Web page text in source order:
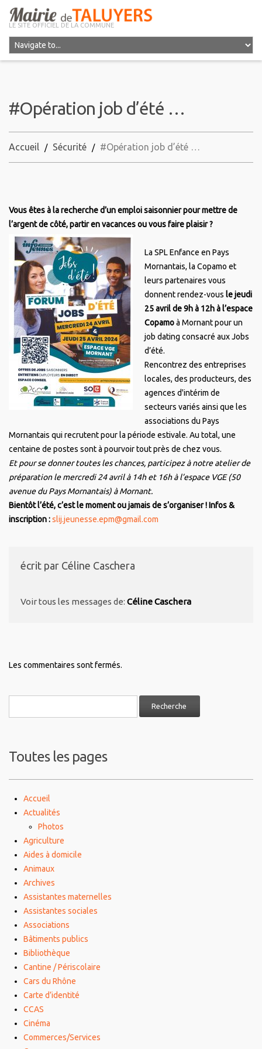
LE SITE OFFICIEL DE LA COMMUNE
#Opération job d’été …
Accueil Sécurité #Opération job d’été …
Vous êtes à la recherche d’un emploi saisonnier pour mettre de
l’argent de côté, partir en vacances ou vous faire plaisir ?
La SPL Enfance en Pays
Mornantais, la Copamo et
leurs partenaires vous
donnent rendez-vous le jeudi
25 avril de 9h à 12h à l’espace
Copamoà Mornant pour un
job dating consacré aux Jobs
d’été.
Rencontrez des entreprises
locales, des producteurs, des
agences d'intérim de
secteurs variés ainsi que les
associations du Pays
Mornantais qui recrutent pour la période estivale. Au total, une
centaine de postes sont à pourvoir tout près de chez vous.
Et pour se donner toutes les chances, participez à notre atelier de
préparation le mercredi 24 avril à 14h et 16h à l’espace VGE (50
avenue du Pays Mornantais) à Mornant.
Bientôt l’été, c’est le moment ou jamais de s’organiser ! Infos &
inscription :slij.jeunesse.epm@gmail.com
écrit par Céline Caschera
Voir tous les messages de: Céline Caschera
Les commentaires sont fermés.
Toutes les pages
Accueil
Actualités
Photos
Agriculture
Aides à domicile
Animaux
Archives
Assistantes maternelles
Assistantes sociales
Associations
Bâtiments publics
Bibliothèque
Cantine / Périscolaire
Cars du Rhône
Carte d’identité
CCAS
Cinéma
Commerces/Services